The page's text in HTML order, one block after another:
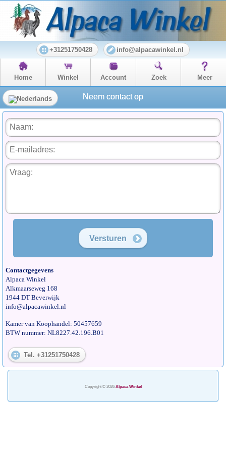
+31251750428 info@alpacawinkel.nl
Home Winkel Account Zoek Meer
Neem contact op
Versturen
Contactgegevens
Alpaca Winkel
Alkmaarseweg 168
1944 DT Beverwijk
info@alpacawinkel.nl
Kamer van Koophandel: 50457659
BTW nummer: NL8227.42.196.B01
Tel. +31251750428
Copyright © 2026 Alpaca Winkel